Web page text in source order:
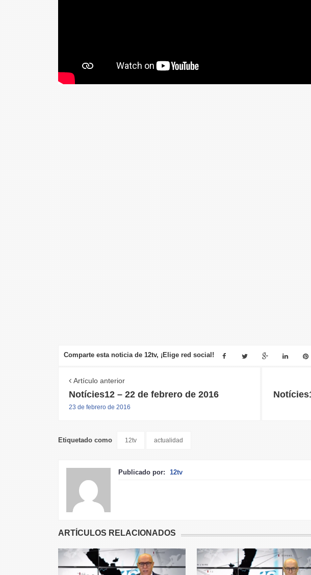
Comparte esta noticia de 12tv, ¡Elige red social!
Artículo anterior
Notícies12 – 22 de febrero de 2016
23 de febrero de 2016
Etiquetado como 12tv actualidad
Publicado por: 12tv
ARTÍCULOS RELACIONADOS